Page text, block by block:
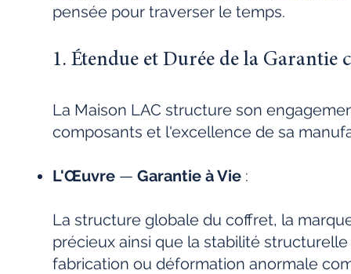
pensée pour traverser le temps.
1. Étendue et Durée de la Garantie
La Maison LAC structure son
composants et l'excellence de sa
L'Œuvre — Garantie à Vie :
La structure globale du coffret, la
précieux ainsi que la stabilité
fabrication ou déformation anormale